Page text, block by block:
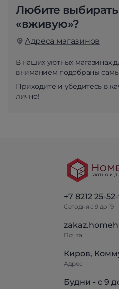
Любите
«вживую»?
Адреса магазинов
В наших уютных магазинах
вниманием подобраны
Приходите и убедитесь в
лично!
+7 8212 25-
Сегодня с 9 до 19
Почта
Киров,
Адрес
Будни - с 9